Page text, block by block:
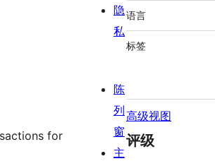
for
语言
标签
高级视图
评级
隐
私
陈
列
窗
主